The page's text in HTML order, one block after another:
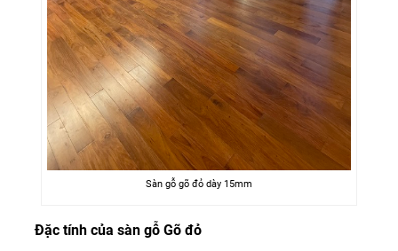
Sàn gỗ gõ đỏ dày 15mm
Đặc tính của sàn gỗ Gõ đỏ